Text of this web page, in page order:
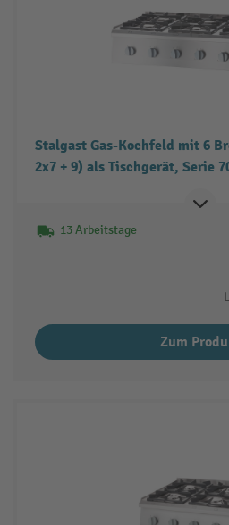
Stalgast Gas-Kochfeld mit 6
2x7 + 9) als Tischgerät, Serie
13 Arbeitstage
Zum